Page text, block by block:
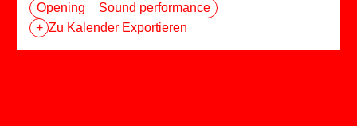
Opening
Sound performance
+ Zu Kalender Exportieren